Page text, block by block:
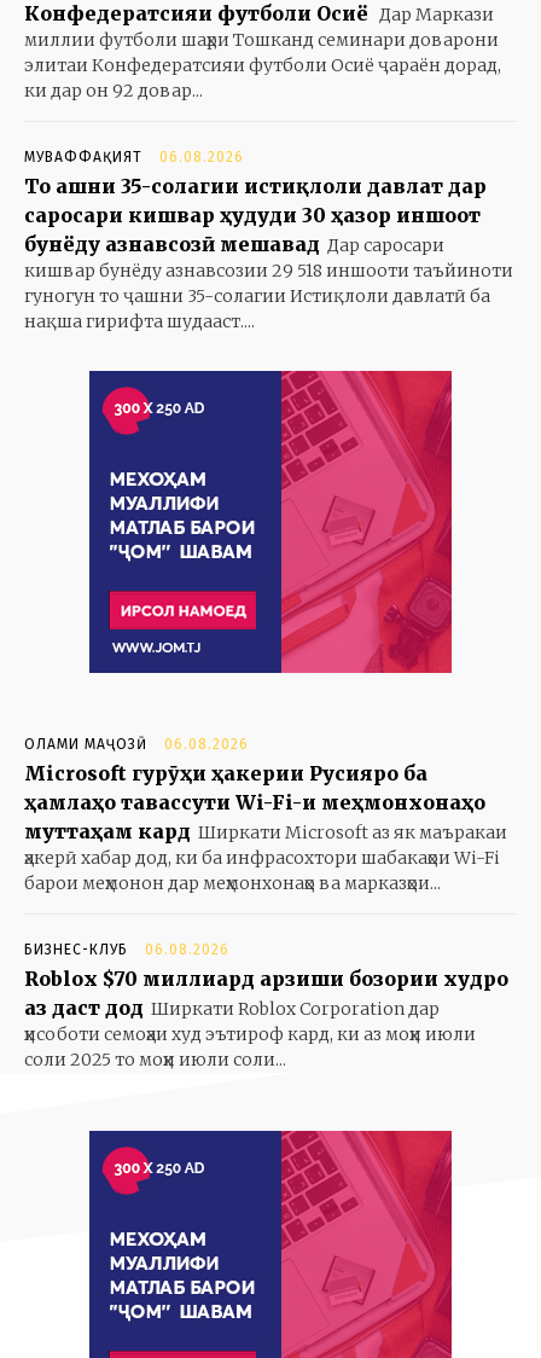
Конфедератсияи футболи Осиё Дар Маркази
миллии футболи шаҳри Тошканд семинари доварони
элитаи Конфедератсияи футболи Осиё ҷараён дорад,
ки дар он 92 довар...
МУВАФФАҚИЯТ 06.08.2026
То ҷашни 35-солагии истиқлоли давлат дар
саросари кишвар ҳудуди 30 ҳазор иншоот
бунёду азнавсозӣ мешавад Дар саросари
кишвар бунёду азнавсозии 29 518 иншооти таъйиноти
гуногун то ҷашни 35-солагии Истиқлоли давлатӣ ба
нақша гирифта шудааст....
ОЛАМИ МАҶОЗӢ 06.08.2026
Microsoft гурӯҳи ҳакерии Русияро ба
ҳамлаҳо тавассути Wi-Fi-и меҳмонхонаҳо
муттаҳам кард Ширкати Microsoft аз як маъракаи
ҳакерӣ хабар дод, ки ба инфрасохтори шабакаҳои Wi-Fi
барои меҳмонон дар меҳмонхонаҳо ва марказҳои...
БИЗНЕС-КЛУБ 06.08.2026
Roblox $70 миллиард арзиши бозории худро
аз даст дод Ширкати Roblox Corporation дар
ҳисоботи семоҳаи худ эътироф кард, ки аз моҳи июли
соли 2025 то моҳи июли соли...